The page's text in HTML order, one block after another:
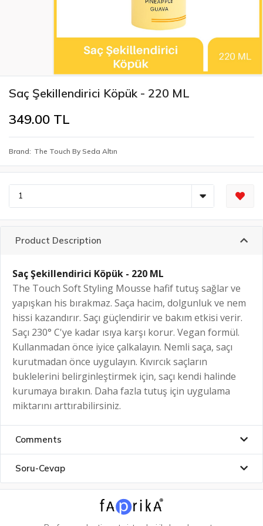
Saç Şekillendirici Köpük - 220 ML
349.00 TL
Brand The Touch By Seda Altın
Product Description
Saç Şekillendirici Köpük - 220 ML
The Touch Soft Styling Mousse hafif tutuş sağlar ve
yapışkan his bırakmaz. Saça hacim, dolgunluk ve nem
hissi kazandırır. Saçı güçlendirir ve bakım etkisi verir.
Saçı 230° C'ye kadar ısıya karşı korur. Vegan formül.
Kullanmadan önce iyice çalkalayın. Nemli saça, saçı
kurutmadan önce uygulayın. Kıvırcık saçların
buklelerini belirginleştirmek için, saçı kendi halinde
kurumaya bırakın. Daha fazla tutuş için uygulama
miktarını arttırabilirsiniz.
Comments
Soru-Cevap